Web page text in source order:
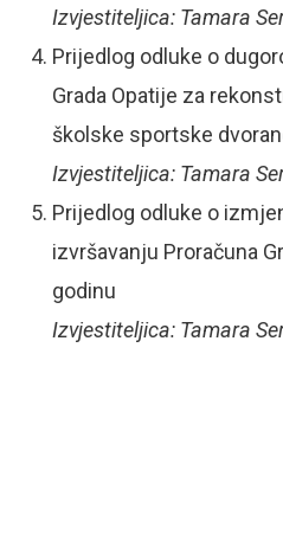
Izvjestiteljica: Tamara
Prijedlog odluke o
Grada Opatije za
školske sportske
Izvjestiteljica: Tamara
Prijedlog odluke o
izvršavanju Proračuna
godinu
Izvjestiteljica: Tamara